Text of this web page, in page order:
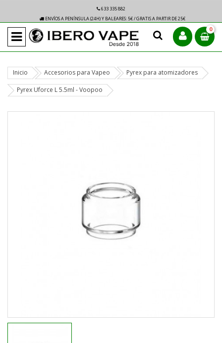
633 335 882
ENVÍOS A PENÍNSULA (24H) Y BALEARES: 5€ / GRATIS A PARTIR DE 25€
0
Inicio Accesorios para Vapeo Pyrex para atomizadores
Pyrex Uforce L 5.5ml - Voopoo